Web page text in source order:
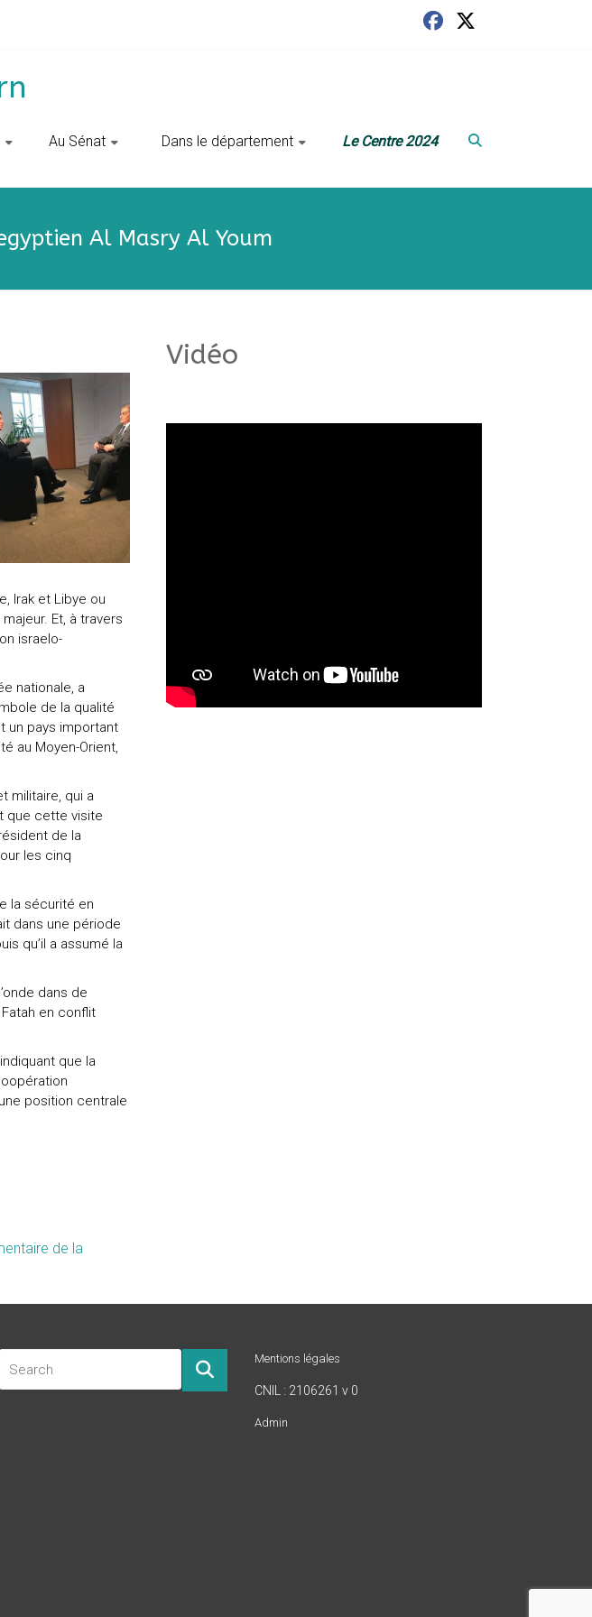
Au Sénat ‎ ‎ Dans le département Le Centre 2024
Al Masry Al Youm
Irak et Libye ou
Et, à travers
israelo-
nationale, a
de la qualité
un pays important
au Moyen-Orient,
militaire, qui a
que cette visite
de la
les cinq
la sécurité en
dans une période
qu’il a assumé la
dans de
en conflit
que la
position centrale
de la
Vidéo
Mentions légales
CNIL : 2106261 v 0
Admin